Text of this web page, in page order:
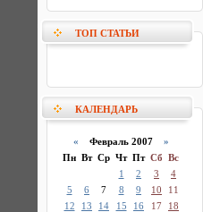
ТОП СТАТЬИ
КАЛЕНДАРЬ
« Февраль 2007 »
Пн Вт Ср Чт Пт Сб Вс
1
2 3
4
5
6 7 8 9 10
11
12
13 14 15 16 17
18